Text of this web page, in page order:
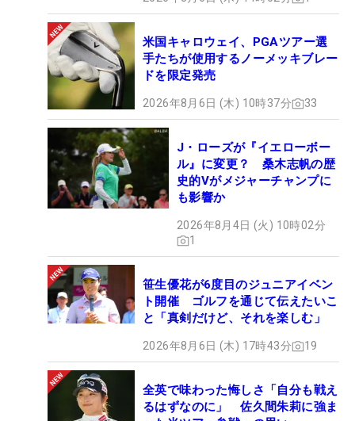
米国キャロウェイ、PGAツアー選
手たちが使用するノーメッキブレー
ドを限定発売
2026年8月6日 (木) 10時37分 33
J・ローズが『イエローボー
ル』に変更？ 桑木志帆の歴
史的Vがメジャーチャンプに
も影響か
2026年8月4日 (火) 10時02分
1
笹生優花が6度目のジュニアイベン
ト開催 ゴルフを通じて伝えたいこ
と「真剣だけど、それを楽しむ」
2026年8月6日 (木) 17時43分 19
全英で味わった悔しさ「自分も戦え
るはずなのに」 佐久間朱莉に強ま